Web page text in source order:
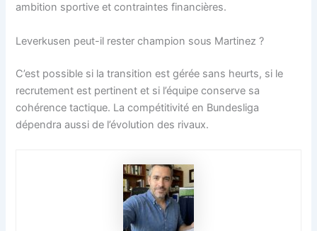
ambition sportive et contraintes financières.
Leverkusen peut-il rester champion sous Martinez ?
C’est possible si la transition est gérée sans heurts, si le
recrutement est pertinent et si l’équipe conserve sa
cohérence tactique. La compétitivité en Bundesliga
dépendra aussi de l’évolution des rivaux.